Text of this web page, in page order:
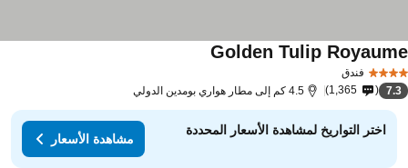
فندق
Golden Tulip
7.3
1,365 4.5 كم إلى مطار هواري بومدين الدولي
اختر التواريخ لمشاهدة الأسعار المحددة
مشاهدة الأسعار